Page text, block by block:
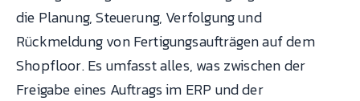
die Planung, Steuerung, Verfolgung und
Rückmeldung von Fertigungsaufträgen auf dem
Shopfloor. Es umfasst alles, was zwischen der
Freigabe eines Auftrags im ERP und der